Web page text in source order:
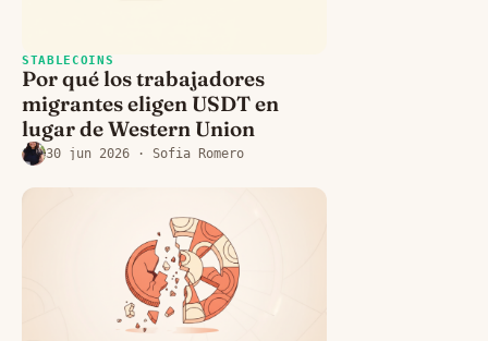
STABLECOINS
Por qué los trabajadores
migrantes eligen USDT en
lugar de Western Union
30 jun 2026 · Sofia Romero